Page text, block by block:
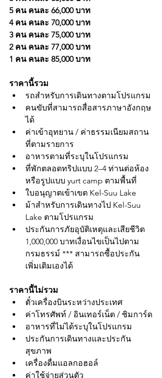
5 คน คนละ 66,000 บาท
4 คน คนละ 70,000 บาท
3 คน คนละ 75,000 บาท
2 คน คนละ 77,000 บาท
1 คน คนละ 85,000 บาท
ราคานี้รวม
รถสำหรับการเดินทางตามโปรแกรม
คนขับที่สามารถสื่อสารภาษาอังกฤษ
ได้
ค่าเข้าอุทยาน / ค่าธรรมเนียมสถาน
ที่ตามรายการ
อาหารตามที่ระบุในโปรแกรม
ที่พักตลอดทริปแบบ 2–4 ท่านต่อห้อง
หรือรูปแบบ yurt camp ตามพื้นที่
ใบอนุญาตเข้าเขต Kel-Suu Lake
ม้าสำหรับการเดินทางไป Kel-Suu
Lake ตามโปรแกรม
ประกันการภัยอุบัติเหตุและเสียชีวิต
1,000,000 บาทเงื่อนไขเป็นไปตาม
กรมธรรม์ *** สามารถซื้อประกัน
เพิ่มเติมเองได้
ราคานี้ไม่รวม
ตั๋วเครื่องบินระหว่างประเทศ
ค่าโทรศัพท์ / อินเทอร์เน็ต / ซิมการ์ด
อาหารที่ไม่ได้ระบุในโปรแกรม
ประกันการเดินทางและประกัน
สุขภาพ
เครื่องดื่มแอลกอฮอล์
ค่าใช้จ่ายส่วนตัว